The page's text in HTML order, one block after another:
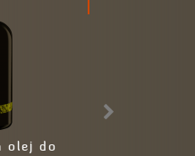
olej do